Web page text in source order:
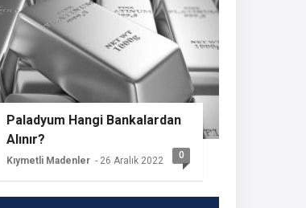
Paladyum Hangi Bankalardan
Alınır?
Kıymetli Madenler - 26 Aralık 2022 0